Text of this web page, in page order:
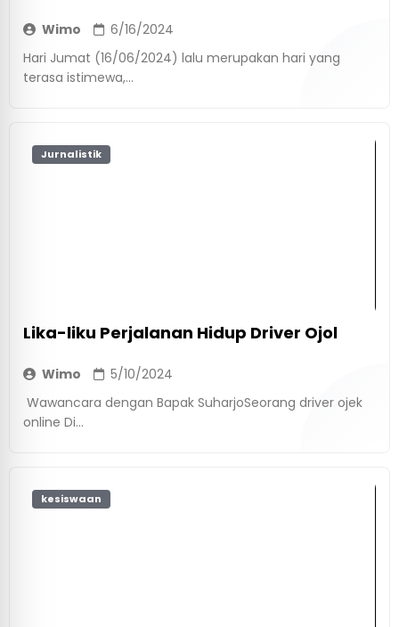
Wimo
6/16/2024
Hari Jumat (16/06/2024) lalu merupakan hari yang
terasa istimewa,...
Jurnalistik
Lika-liku Perjalanan Hidup Driver Ojol
Wimo
5/10/2024
Wawancara dengan Bapak SuharjoSeorang driver ojek
online Di...
kesiswaan